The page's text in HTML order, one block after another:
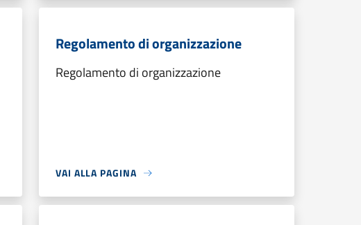
Regolamento di organizzazione
Regolamento di organizzazione
VAI ALLA PAGINA